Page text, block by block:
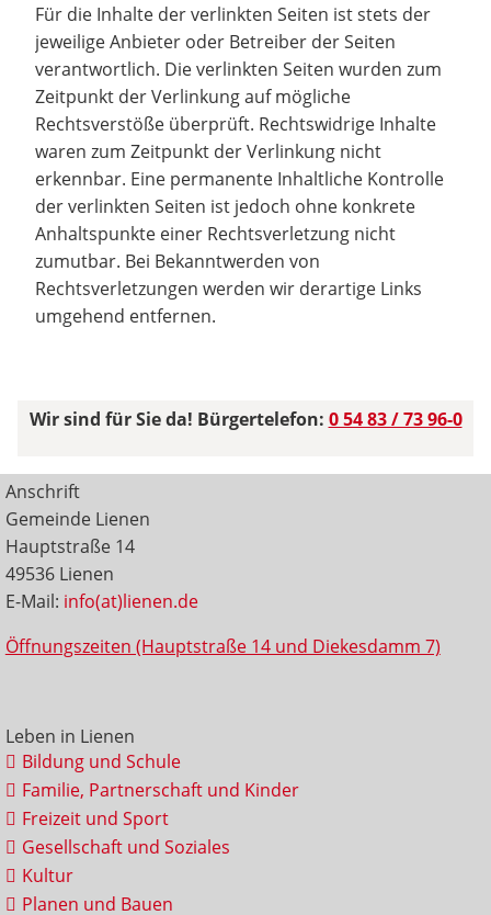
Für die Inhalte der verlinkten Seiten ist stets der
jeweilige Anbieter oder Betreiber der Seiten
verantwortlich. Die verlinkten Seiten wurden zum
Zeitpunkt der Verlinkung auf mögliche
Rechtsverstöße überprüft. Rechtswidrige Inhalte
waren zum Zeitpunkt der Verlinkung nicht
erkennbar. Eine permanente Inhaltliche Kontrolle
der verlinkten Seiten ist jedoch ohne konkrete
Anhaltspunkte einer Rechtsverletzung nicht
zumutbar. Bei Bekanntwerden von
Rechtsverletzungen werden wir derartige Links
umgehend entfernen.
Wir sind für Sie da! Bürgertelefon: 0 54 83 / 73 96-0
Anschrift
Gemeinde Lienen
Hauptstraße 14
49536 Lienen
E-Mail: info(at)lienen.de
Öffnungszeiten (Hauptstraße 14 und Diekesdamm 7)
Leben in Lienen
Bildung und Schule
Familie, Partnerschaft und Kinder
Freizeit und Sport
Gesellschaft und Soziales
Kultur
Planen und Bauen